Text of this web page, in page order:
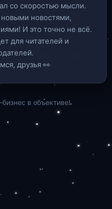
со скоростью мысли.
новостями,
И это точно не всё.
для читателей и
друзья 👀
в объективе!